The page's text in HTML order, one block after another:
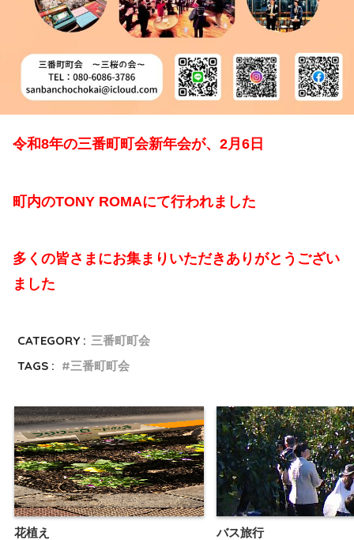
令和8年の三番町町会新年会が、2月6日
町内のTONY ROMAにて行われました
多くの皆さまにお集まりいただきありがとうござい
ました
CATEGORY : 三番町町会
TAGS :
三番町町会
花植え バス旅行